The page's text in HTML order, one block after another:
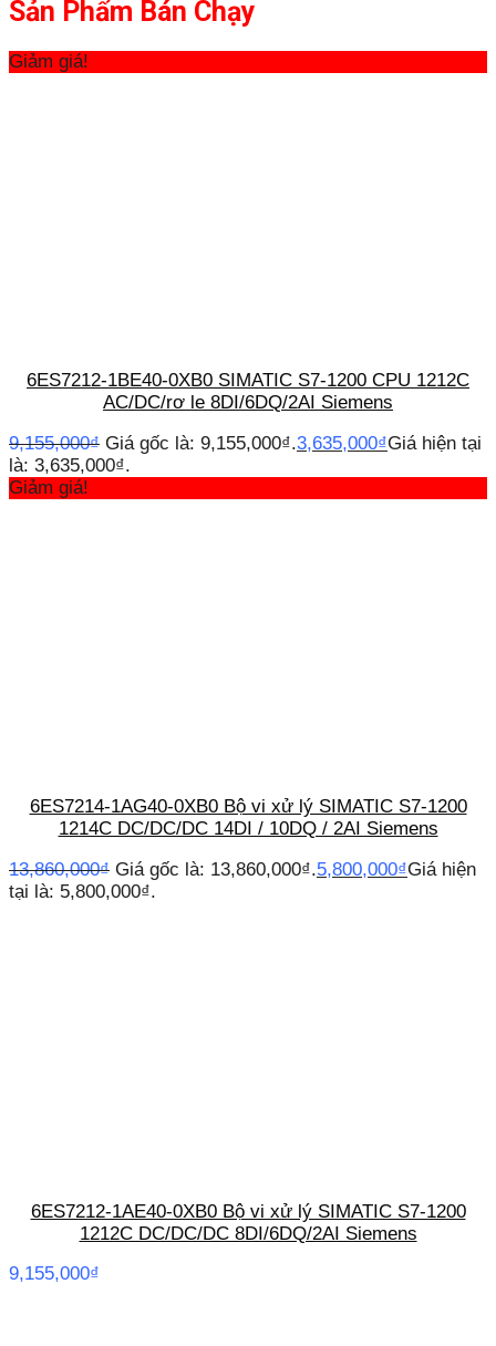
Sản Phẩm Bán Chạy
Giảm giá!
6ES7212-1BE40-0XB0 SIMATIC S7-1200 CPU 1212C
AC/DC/rơ le 8DI/6DQ/2AI Siemens
9,155,000₫ Giá gốc là: 9,155,000₫.3,635,000₫Giá hiện tại
là: 3,635,000₫.
Giảm giá!
6ES7214-1AG40-0XB0 Bộ vi xử lý SIMATIC S7-1200
1214C DC/DC/DC 14DI / 10DQ / 2AI Siemens
13,860,000₫ Giá gốc là: 13,860,000₫.5,800,000₫Giá hiện
tại là: 5,800,000₫.
6ES7212-1AE40-0XB0 Bộ vi xử lý SIMATIC S7-1200
1212C DC/DC/DC 8DI/6DQ/2AI Siemens
9,155,000₫